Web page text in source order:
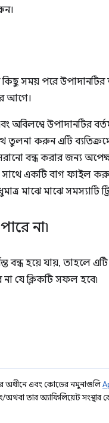
সময় পরে উপাদানটির
আগে।
অবিলম্বে উপাদানটির
করুন এটি ব্যতিক্রমে
বন্ধ করার জন্য
সাথে একটি বাগ ফাইল
মাঝে মাঝে সমস্যাটি
না৷
বন্ধ হয়ে যায়, তাহলে
যে ক্লিকটি সফল হবে৷
অধীনে এবং কোডের নমুনাগুলি
তার অ্যাফিলিয়েট সংস্থার